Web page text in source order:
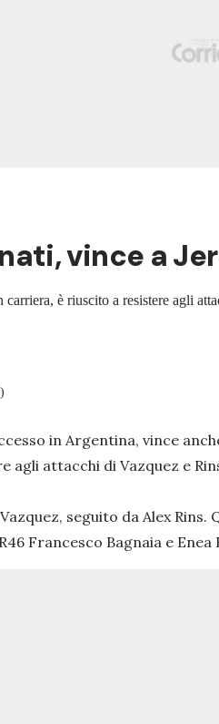
vince a
è riuscito a resistere agli
in Argentina, vince
attacchi di Vazquez e
seguito da Alex
Francesco Bagnaia e